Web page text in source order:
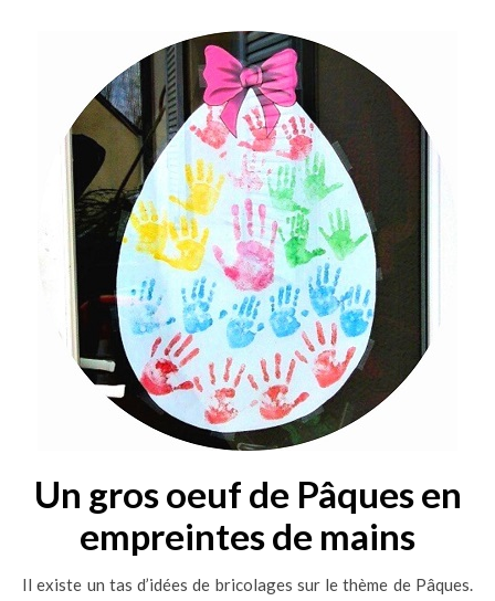
Un gros oeuf de Pâques en
empreintes de mains
Il existe un tas d’idées de bricolages sur le thème de Pâques.